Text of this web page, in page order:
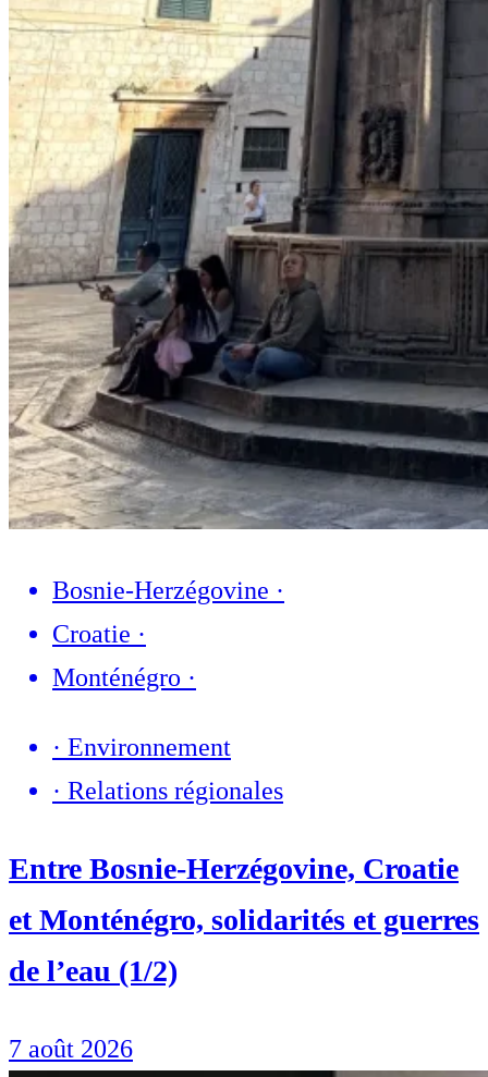
Bosnie-Herzégovine ·
Croatie ·
Monténégro ·
· Environnement
· Relations régionales
Entre Bosnie-Herzégovine, Croatie
et Monténégro, solidarités et guerres
de l’eau (1/2)
7 août 2026